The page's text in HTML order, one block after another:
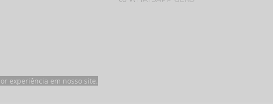
experiência em nosso site.